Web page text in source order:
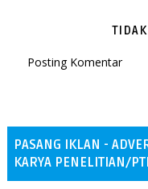
Posting Komentar
PASANG IKLAN -
KARYA PENELITIAN/